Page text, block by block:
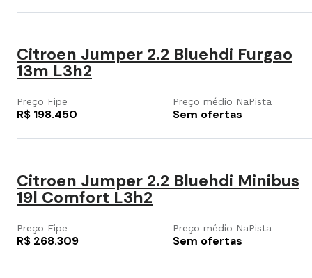
Citroen Jumper 2.2 Bluehdi Furgao
13m L3h2
Preço Fipe
R$ 198.450
Preço médio NaPista
Sem ofertas
Citroen Jumper 2.2 Bluehdi Minibus
19l Comfort L3h2
Preço Fipe
R$ 268.309
Preço médio NaPista
Sem ofertas